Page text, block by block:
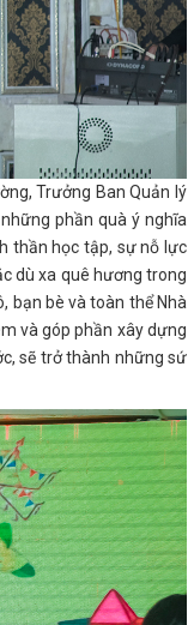
Trưởng Ban Quản lý
phần quà ý nghĩa
thần học tập, sự nỗ lực
dù xa quê hương trong
bạn bè và toàn thể Nhà
và góp phần xây dựng
sẽ trở thành những sứ